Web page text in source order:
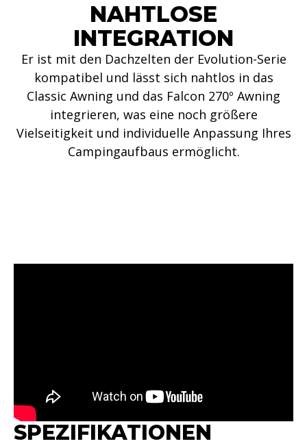
NAHTLOSE
INTEGRATION
Er ist mit den Dachzelten der Evolution-Serie
kompatibel und lässt sich nahtlos in das
Classic Awning und das Falcon 270º Awning
integrieren, was eine noch größere
Vielseitigkeit und individuelle Anpassung Ihres
Campingaufbaus ermöglicht.
SPEZIFIKATIONEN